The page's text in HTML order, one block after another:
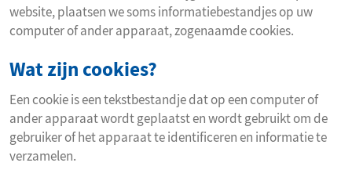
website, plaatsen we soms informatiebestandjes op uw
computer of ander apparaat, zogenaamde cookies.
Wat zijn cookies?
Een cookie is een tekstbestandje dat op een computer of
ander apparaat wordt geplaatst en wordt gebruikt om de
gebruiker of het apparaat te identificeren en informatie te
verzamelen.